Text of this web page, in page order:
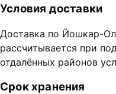
Условия доставки
Доставка по Йошкар-
рассчитывается при
отдалённых районов
Срок хранения